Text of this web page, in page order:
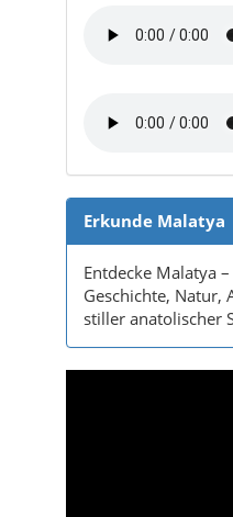
Erkunde Malatya
Entdecke Malatya
Geschichte, Natur,
stiller anatolischer